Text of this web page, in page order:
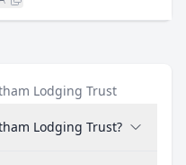
Lodging Trust
Lodging Trust?